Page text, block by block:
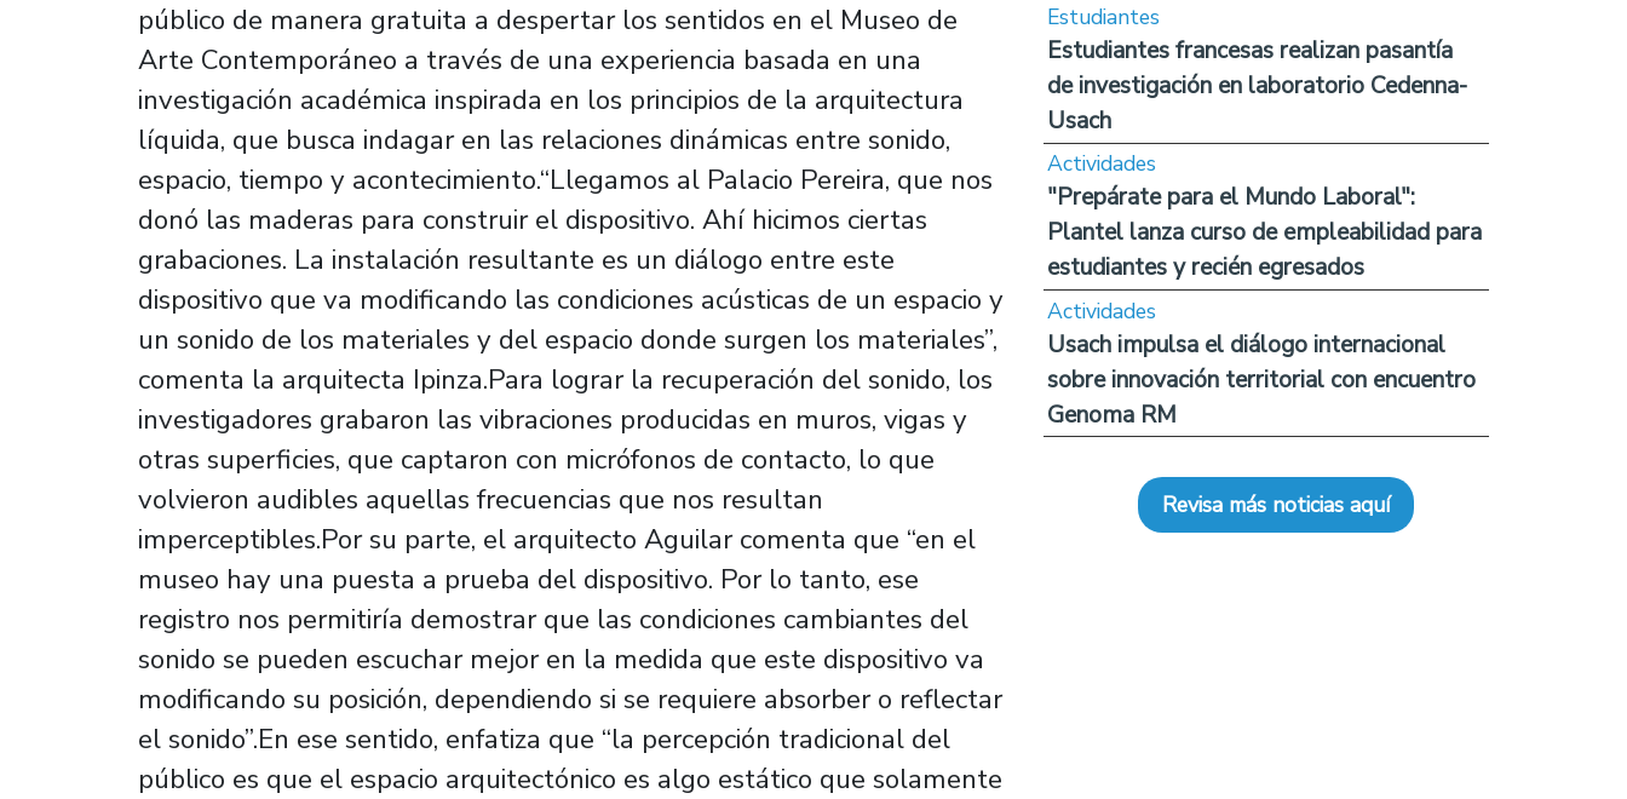
público de manera gratuita a despertar los sentidos en el Museo de
Arte Contemporáneo a través de una experiencia basada en una
investigación académica inspirada en los principios de la arquitectura
líquida, que busca indagar en las relaciones dinámicas entre sonido,
espacio, tiempo y acontecimiento.“Llegamos al Palacio Pereira, que nos
donó las maderas para construir el dispositivo. Ahí hicimos ciertas
grabaciones. La instalación resultante es un diálogo entre este
dispositivo que va modificando las condiciones acústicas de un espacio y
un sonido de los materiales y del espacio donde surgen los materiales”,
comenta la arquitecta Ipinza.Para lograr la recuperación del sonido, los
investigadores grabaron las vibraciones producidas en muros, vigas y
otras superficies, que captaron con micrófonos de contacto, lo que
volvieron audibles aquellas frecuencias que nos resultan
imperceptibles.Por su parte, el arquitecto Aguilar comenta que “en el
museo hay una puesta a prueba del dispositivo. Por lo tanto, ese
registro nos permitiría demostrar que las condiciones cambiantes del
sonido se pueden escuchar mejor en la medida que este dispositivo va
modificando su posición, dependiendo si se requiere absorber o reflectar
el sonido”.En ese sentido, enfatiza que “la percepción tradicional del
público es que el espacio arquitectónico es algo estático que solamente
Estudiantes
Estudiantes francesas realizan pasantía
de investigación en laboratorio Cedenna-
Usach
Actividades
"Prepárate para el Mundo Laboral":
Plantel lanza curso de empleabilidad para
estudiantes y recién egresados
Actividades
Usach impulsa el diálogo internacional
sobre innovación territorial con encuentro
Genoma RM
Revisa más noticias aquí